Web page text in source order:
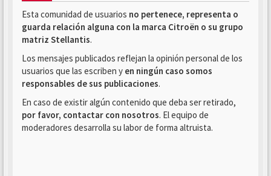
Esta comunidad de usuarios no pertenece, representa o
guarda relación alguna con la marca Citroën o su grupo
matriz Stellantis.
Los mensajes publicados reflejan la opinión personal de los
usuarios que las escriben y en ningún caso somos
responsables de sus publicaciones.
En caso de existir algún contenido que deba ser retirado,
por favor, contactar con nosotros. El equipo de
moderadores desarrolla su labor de forma altruista.